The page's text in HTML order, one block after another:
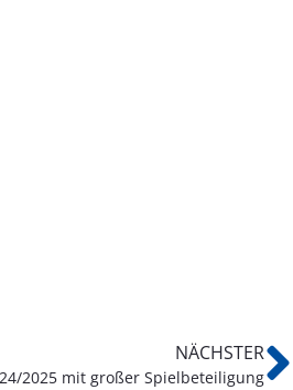
NÄCHSTER
2025 mit großer Spielbeteiligung